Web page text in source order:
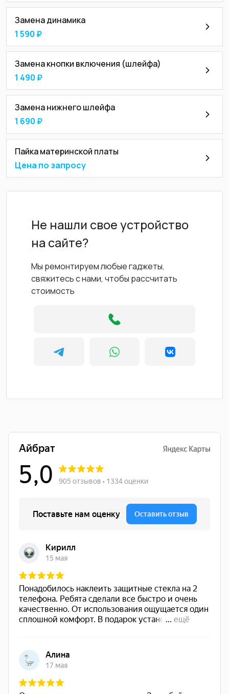
Замена динамика
1 590 ₽
Замена кнопки включения (шлейфа)
1 490 ₽
Замена нижнего шлейфа
1 690 ₽
Пайка материнской платы
Цена по запросу
Не нашли свое устройство
на сайте?
Мы ремонтируем любые гаджеты,
свяжитесь с нами, чтобы рассчитать
стоимость